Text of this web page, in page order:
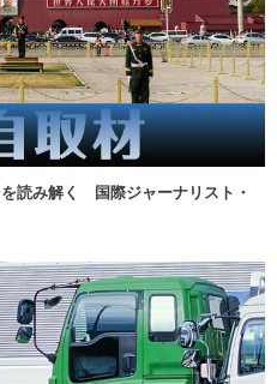
を読み解く 国際ジャーナリスト・